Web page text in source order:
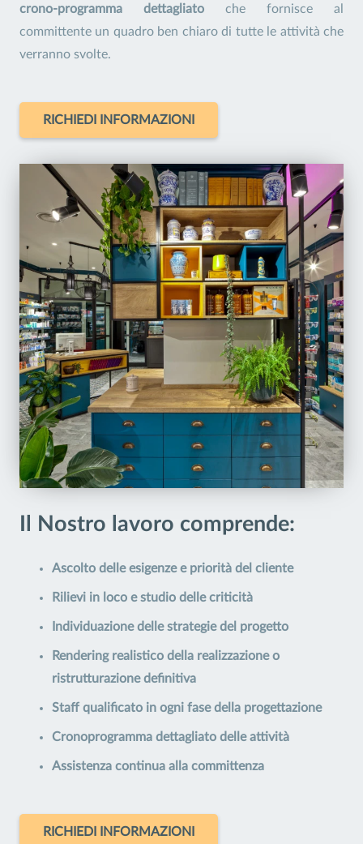
crono-programma dettagliato che fornisce al
committente un quadro ben chiaro di tutte le attività che
verranno svolte.
RICHIEDI INFORMAZIONI
Il Nostro lavoro comprende:
Ascolto delle esigenze e priorità del cliente
Rilievi in loco e studio delle criticità
Individuazione delle strategie del progetto
Rendering realistico della realizzazione o
ristrutturazione definitiva
Staff qualificato in ogni fase della progettazione
Cronoprogramma dettagliato delle attività
Assistenza continua alla committenza
RICHIEDI INFORMAZIONI